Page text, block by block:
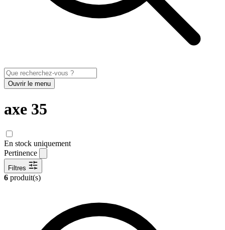
Ouvrir le menu
axe 35
En stock uniquement
Pertinence
Filtres
6 produit(s)